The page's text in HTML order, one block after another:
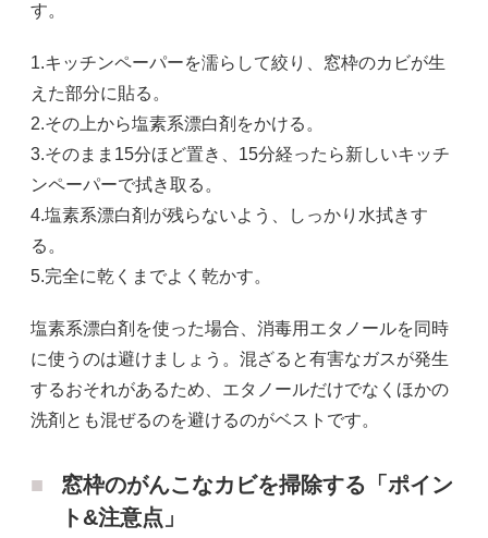
す。
1.キッチンペーパーを濡らして絞り、窓枠のカビが生
えた部分に貼る。
2.その上から塩素系漂白剤をかける。
3.そのまま15分ほど置き、15分経ったら新しいキッチ
ンペーパーで拭き取る。
4.塩素系漂白剤が残らないよう、しっかり水拭きす
る。
5.完全に乾くまでよく乾かす。
塩素系漂白剤を使った場合、消毒用エタノールを同時
に使うのは避けましょう。混ざると有害なガスが発生
するおそれがあるため、エタノールだけでなくほかの
洗剤とも混ぜるのを避けるのがベストです。
窓枠のがんこなカビを掃除する「ポイン
ト&注意点」